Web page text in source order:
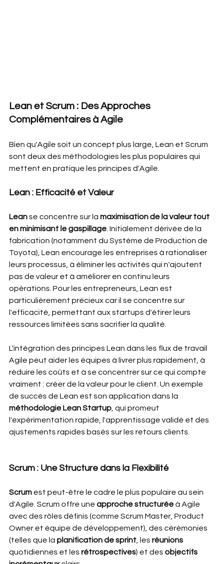
Lean et Scrum : Des Approches
Complémentaires à Agile
Bien qu'Agile soit un concept plus large, Lean et Scrum
sont deux des méthodologies les plus populaires qui
mettent en pratique les principes d'Agile.
Lean : Efficacité et Valeur
Lean se concentre sur la maximisation de la valeur tout
en minimisant le gaspillage . Initialement dérivée de la
fabrication (notamment du Système de Production de
Toyota), Lean encourage les entreprises à rationaliser
leurs processus, à éliminer les activités qui n'ajoutent
pas de valeur et à améliorer en continu leurs
opérations. Pour les entrepreneurs, Lean est
particulièrement précieux car il se concentre sur
l'efficacité, permettant aux startups d'étirer leurs
ressources limitées sans sacrifier la qualité.
L'intégration des principes Lean dans les flux de travail
Agile peut aider les équipes à livrer plus rapidement, à
réduire les coûts et à se concentrer sur ce qui compte
vraiment : créer de la valeur pour le client. Un exemple
de succès de Lean est son application dans la
méthodologie Lean Startup , qui promeut
l'expérimentation rapide, l'apprentissage validé et des
ajustements rapides basés sur les retours clients.
Scrum : Une Structure dans la Flexibilité
Scrum est peut-être le cadre le plus populaire au sein
d'Agile. Scrum offre une approche structurée à Agile
avec des rôles définis (comme Scrum Master, Product
Owner et équipe de développement), des cérémonies
(telles que la planification de sprint , les réunions
quotidiennes et les rétrospectives) et des objectifs